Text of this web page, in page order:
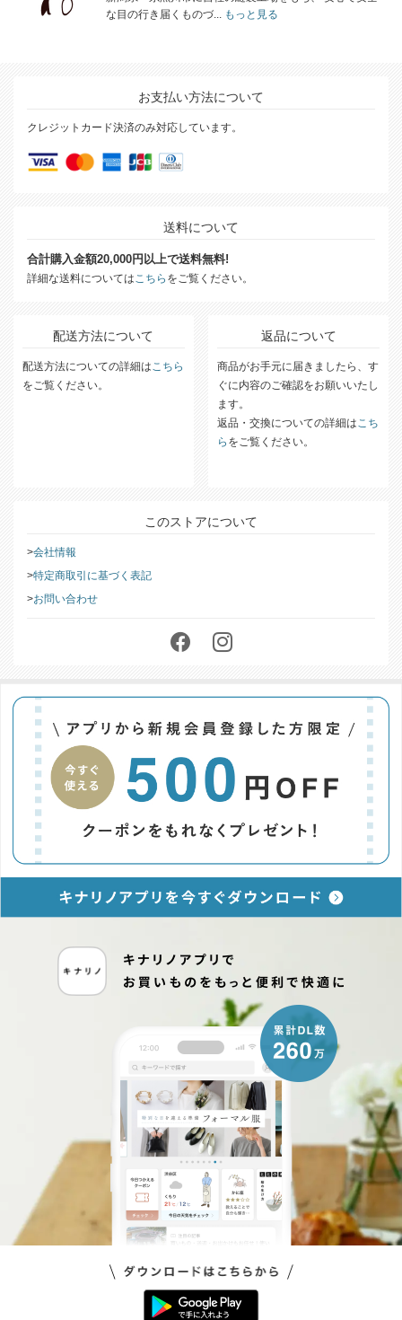
な目の行き届くものづ...もっと見る
お支払い方法について
クレジットカード決済のみ対応しています。
送料について
合計購入金額20,000円以上で送料無料!
詳細な送料についてはこちら をご覧ください。
配送方法について
配送方法についての詳細はこちら
をご覧ください。
返品について
商品がお手元に届きましたら、す
ぐに内容のご確認をお願いいたし
ます。
返品・交換についての詳細はこち
ら をご覧ください。
このストアについて
会社情報
特定商取引に基づく表記
お問い合わせ